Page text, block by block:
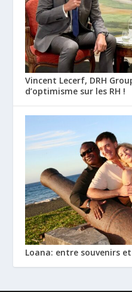
Vincent Lecerf, DRH
d’optimisme sur les RH !
Loana: entre souvenirs